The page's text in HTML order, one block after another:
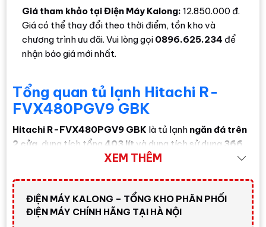
Giá tham khảo tại Điện Máy Kalong: 12.850.000 đ.
Giá có thể thay đổi theo thời điểm, tồn kho và
chương trình ưu đãi. Vui lòng gọi 0896.625.234 để
nhận báo giá mới nhất.
Tổng quan tủ lạnh Hitachi R-
FVX480PGV9 GBK
Hitachi R-FVX480PGV9 GBK là tủ lạnh ngăn đá trên
2 cửa , dung tích tổng 403 lít và dung tích sử dụng 366
. Trong đó, ngăn đông có dung tích
ứng tốt nhu cầu bảo quản đồ uống, rau củ, trái cây, thịt
cá, thực phẩm đã nấu và thực phẩm đông lạnh cho gia
đình dùng hằng ngày.
XEM THÊM
ĐIỆN MÁY KALONG – TỔNG KHO PHÂN PHỐI
ĐIỆN MÁY CHÍNH HÃNG TẠI HÀ NỘI